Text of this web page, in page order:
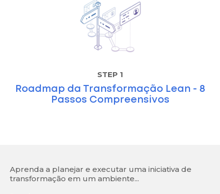
STEP 1
Roadmap da Transformação Lean - 8
Passos Compreensivos
Aprenda a planejar e executar uma iniciativa de
transformação em um ambiente...